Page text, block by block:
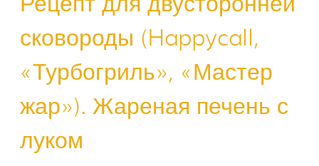
сковороды (Happycall,
«Турбогриль», «Мастер
жар»). Жареная печень с
луком